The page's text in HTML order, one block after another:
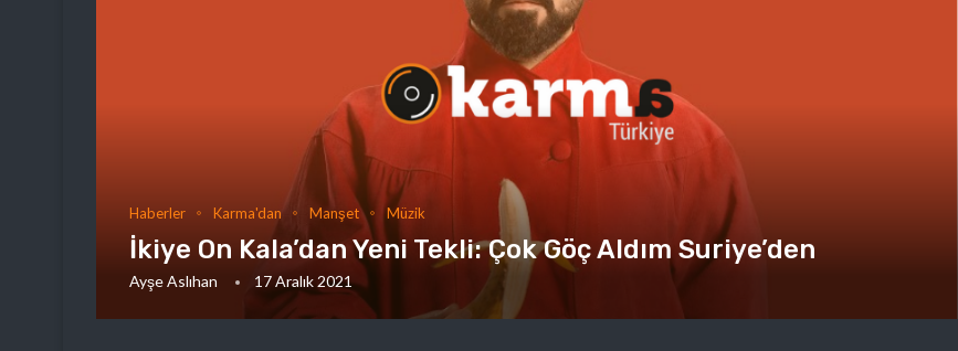
Haberler Karma'dan Manşet Müzik
İkiye On Kala’dan Yeni Tekli: Çok Göç Aldım Suriye’den
Ayşe Aslıhan 17 Aralık 2021